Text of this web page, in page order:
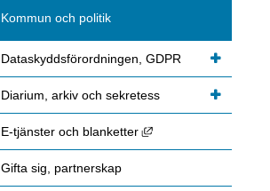
Kommun och politik
Dataskyddsförordningen, GDPR
Diarium, arkiv och sekretess
E-tjänster och blanketter Länk till annan
Gifta sig, partnerskap